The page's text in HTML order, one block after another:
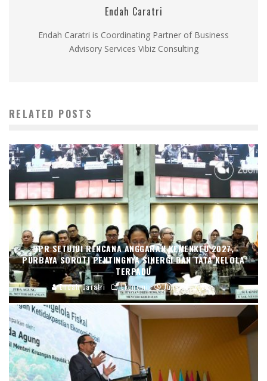
Endah Caratri
Endah Caratri is Coordinating Partner of Business
Advisory Services Vibiz Consulting
RELATED POSTS
DPR SETUJUI RENCANA ANGGARAN KEMENKEU 2027,
PURBAYA SOROTI PENTINGNYA SINERGI DAN TATA KELOLA
TERPADU
Endah Caratri Ekonomi June 17, 2026